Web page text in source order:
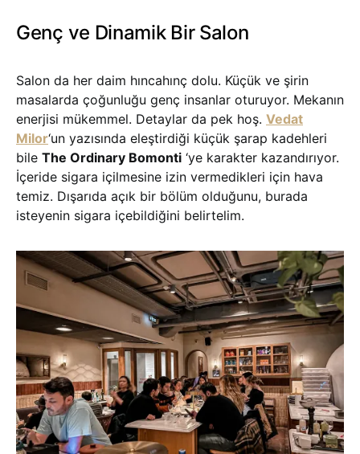
Genç ve Dinamik Bir Salon
Salon da her daim hıncahınç dolu. Küçük ve şirin
masalarda çoğunluğu genç insanlar oturuyor. Mekanın
enerjisi mükemmel. Detaylar da pek hoş. Vedat
Milor‘un yazısında eleştirdiği küçük şarap kadehleri
bile The Ordinary Bomonti ‘ye karakter kazandırıyor.
İçeride sigara içilmesine izin vermedikleri için hava
temiz. Dışarıda açık bir bölüm olduğunu, burada
isteyenin sigara içebildiğini belirtelim.